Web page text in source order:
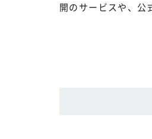
開のサービスや、公